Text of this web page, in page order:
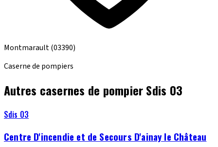
Montmarault(03390)
Caserne de pompiers
Autres casernes de pompier Sdis 03
Sdis 03
Centre D'incendie et de Secours D'ainay le Château